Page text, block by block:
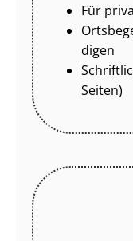
Für
di­gen
Seiten)